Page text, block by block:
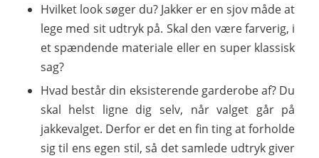
Hvilket look søger du? Jakker er en sjov måde at
lege med sit udtryk på. Skal den være farverig, i
et spændende materiale eller en super klassisk
sag?
Hvad består din eksisterende garderobe af? Du
skal helst ligne dig selv, når valget går på
jakkevalget. Derfor er det en fin ting at forholde
sig til ens egen stil, så det samlede udtryk giver